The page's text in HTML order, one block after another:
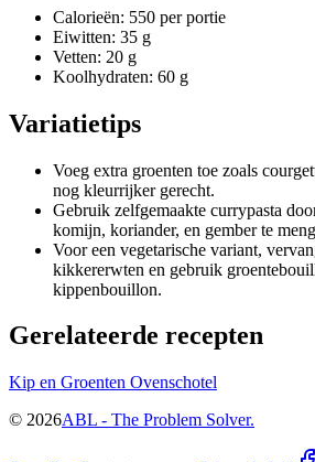
Calorieën: 550 per portie
Eiwitten: 35 g
Vetten: 20 g
Koolhydraten: 60 g
Variatietips
Voeg extra groenten toe zoals
nog kleurrijker gerecht.
Gebruik zelfgemaakte currypasta
komijn, koriander, en gember te
Voor een vegetarische variant,
kikkererwten en gebruik
kippenbouillon.
Gerelateerde recepten
Kip en Groenten Ovenschotel
© 2026ABL - The Problem Solver.